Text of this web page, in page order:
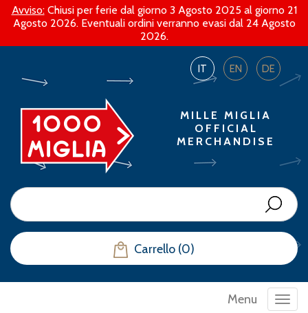
Avviso:Chiusi per ferie dal giorno 3 Agosto 2025 al giorno 21
Agosto 2026. Eventuali ordini verranno evasi dal 24 Agosto
2026.
IT EN DE
MILLE MIGLIA
OFFICIAL
MERCHANDISE
Carrello (0)
Menu